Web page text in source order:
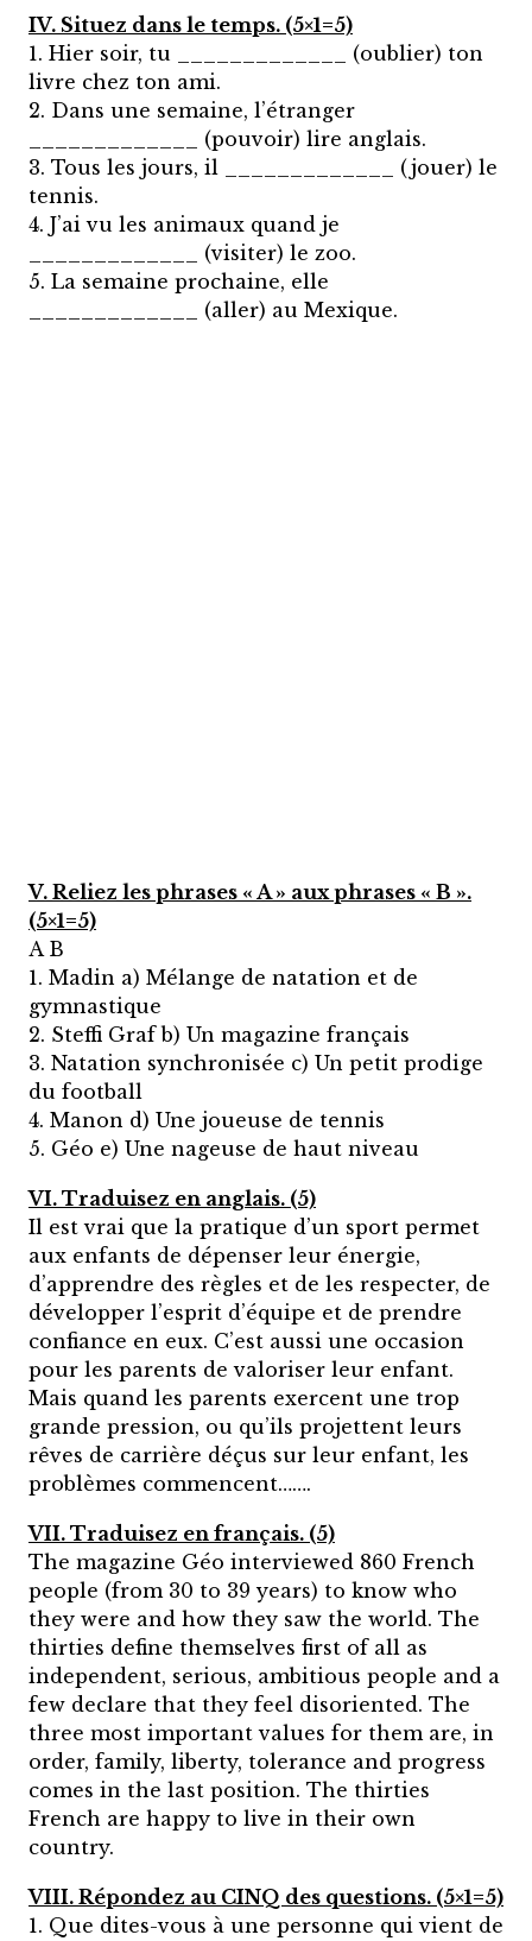
IV. Situez dans le temps. (5×1=5)
1. Hier soir, tu _____________ (oublier) ton
livre chez ton ami.
2. Dans une semaine, l’étranger
_____________ (pouvoir) lire anglais.
3. Tous les jours, il _____________ (jouer) le
tennis.
4. J’ai vu les animaux quand je
_____________ (visiter) le zoo.
5. La semaine prochaine, elle
_____________ (aller) au Mexique.
V. Reliez les phrases « A » aux phrases « B ».
(5×1=5)
A B
1. Madin a) Mélange de natation et de
gymnastique
2. Steffi Graf b) Un magazine français
3. Natation synchronisée c) Un petit prodige
du football
4. Manon d) Une joueuse de tennis
5. Géo e) Une nageuse de haut niveau
VI. Traduisez en anglais. (5)
Il est vrai que la pratique d’un sport permet
aux enfants de dépenser leur énergie,
d’apprendre des règles et de les respecter, de
développer l’esprit d’équipe et de prendre
confiance en eux. C’est aussi une occasion
pour les parents de valoriser leur enfant.
Mais quand les parents exercent une trop
grande pression, ou qu’ils projettent leurs
rêves de carrière déçus sur leur enfant, les
problèmes commencent…….
VII. Traduisez en français. (5)
The magazine Géo interviewed 860 French
people (from 30 to 39 years) to know who
they were and how they saw the world. The
thirties define themselves first of all as
independent, serious, ambitious people and a
few declare that they feel disoriented. The
three most important values for them are, in
order, family, liberty, tolerance and progress
comes in the last position. The thirties
French are happy to live in their own
country.
VIII. Répondez au CINQ des questions. (5×1=5)
1. Que dites-vous à une personne qui vient de